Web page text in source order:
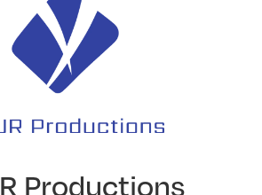
Productions